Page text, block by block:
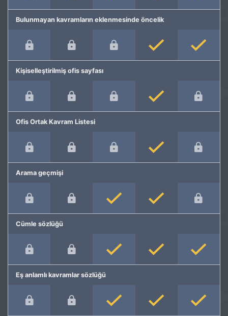
Bulunmayan kavramların eklenmesinde öncelik
Kişiselleştirilmiş ofis sayfası
Ofis Ortak Kavram Listesi
Arama geçmişi
Cümle sözlüğü
Eş anlamlı kavramlar sözlüğü